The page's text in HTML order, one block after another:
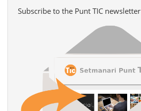
Subscribe to the Punt TIC newsletter